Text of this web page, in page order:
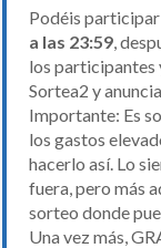
Podéis participar
a las 23:59 ,
los participantes
Sortea2 y
Importante: Es
los gastos
hacerlo así. Lo
fuera, pero más
sorteo donde
Una vez más,